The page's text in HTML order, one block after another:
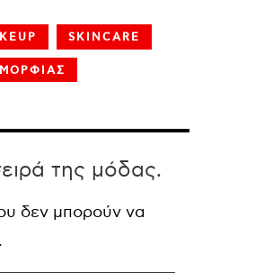
SKINCARE
της μόδας.
δεν μπορούν να